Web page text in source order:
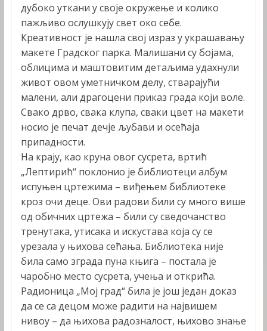
дубоко уткани у своје окружење и колико
пажљиво ослушкују свет око себе.
Креативност је нашла свој израз у украшавању
макете Градског парка. Малишани су бојама,
облицима и маштовитим детаљима удахнули
живот овом уметничком делу, стварајући
малени, али драгоцени приказ града који воле.
Свако дрво, свака клупа, сваки цвет на макети
носио је печат дечје љубави и осећаја
припадности.
На крају, као круна овог сусрета, вртић
„Лептирић“ поклонио је библиотеци албум
испуњен цртежима – виђењем библиотеке
кроз очи деце. Ови радови били су много више
од обичних цртежа – били су сведочанство
тренутака, утисака и искустава која су се
урезала у њихова сећања. Библиотека није
била само зграда пуна књига – постала је
чаробно место сусрета, учења и открића.
Радионица „Мој град“ била је још један доказ
да се са децом може радити на највишем
нивоу – да њихова радозналост, њихово знање